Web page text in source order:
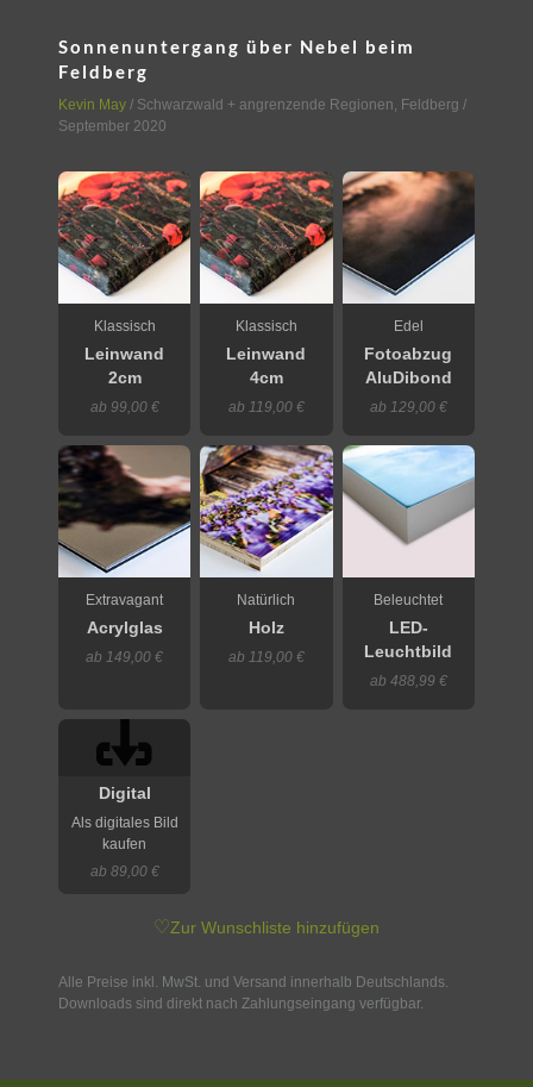
Sonnenuntergang über Nebel beim
Feldberg
Kevin May / Schwarzwald + angrenzende Regionen Feldberg /
September 2020
Klassisch
Leinwand
2cm
ab 99,00 €
Klassisch
Leinwand
4cm
ab 119,00 €
Edel
Fotoabzug
AluDibond
ab 129,00 €
Extravagant
Acrylglas
ab 149,00 €
Natürlich
Holz
ab 119,00 €
Beleuchtet
LED-
Leuchtbild
ab 488,99 €
Digital
Als digitales Bild
kaufen
ab 89,00 €
♡Zur Wunschliste hinzufügen
Alle Preise inkl. MwSt. und Versand innerhalb Deutschlands.
Downloads sind direkt nach Zahlungseingang verfügbar.